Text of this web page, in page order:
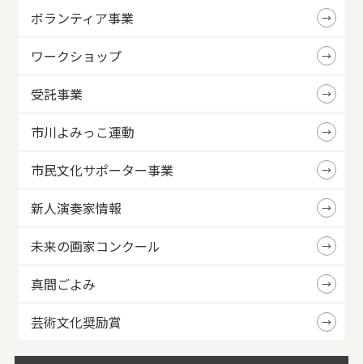
ボランティア事業
ワークショップ
受託事業
市川よみっこ運動
市民文化サポーター事業
新人演奏家情報
未来の画家コンクール
真間ごよみ
芸術文化奨励賞